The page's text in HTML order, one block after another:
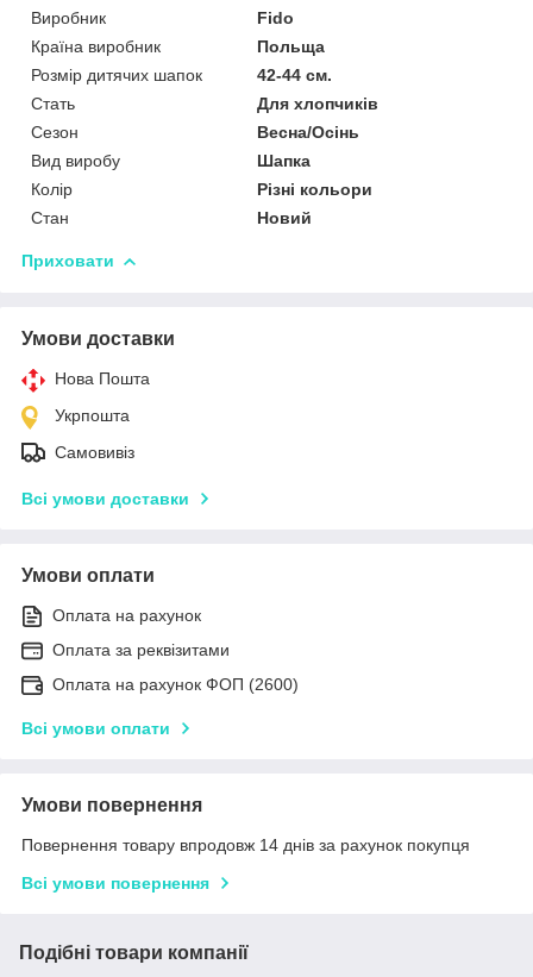
Виробник
Fido
Країна виробник
Польща
Розмір дитячих шапок
42-44 см.
Стать
Для хлопчиків
Сезон
Весна/Осінь
Вид виробу
Шапка
Колір
Різні кольори
Стан
Новий
Приховати
Умови доставки
Нова Пошта
Укрпошта
Самовивіз
Всі умови доставки
Умови оплати
Оплата на рахунок
Оплата за реквізитами
Оплата на рахунок ФОП (2600)
Всі умови оплати
Умови повернення
Повернення товару впродовж 14 днів за рахунок покупця
Всі умови повернення
Подібні товари компанії